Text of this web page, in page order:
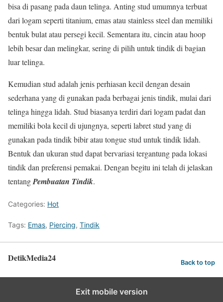
bisa di pasang pada daun telinga. Anting stud umumnya terbuat
dari logam seperti titanium, emas atau stainless steel dan memiliki
bentuk bulat atau persegi kecil. Sementara itu, cincin atau hoop
lebih besar dan melingkar, sering di pilih untuk tindik di bagian
luar telinga.
Kemudian stud adalah jenis perhiasan kecil dengan desain
sederhana yang di gunakan pada berbagai jenis tindik, mulai dari
telinga hingga lidah. Stud biasanya terdiri dari logam padat dan
memiliki bola kecil di ujungnya, seperti labret stud yang di
gunakan pada tindik bibir atau tongue stud untuk tindik lidah.
Bentuk dan ukuran stud dapat bervariasi tergantung pada lokasi
tindik dan preferensi pemakai. Dengan begitu ini telah di jelaskan
tentangPembuatan Tindik.
Categories: Hot
Tags: Emas, Piercing, Tindik
DetikMedia24 Back to top
Exit mobile version